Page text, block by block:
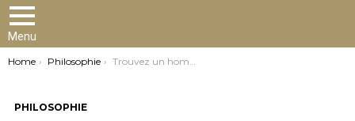
Menu
You are here:
Home Philosophie Trouvez un homme qui veut vous enlacer même quand vous vous disputez
PHILOSOPHIE